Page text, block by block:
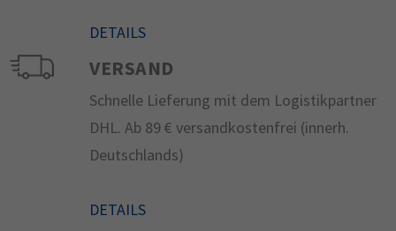
DETAILS
VERSAND
Schnelle Lieferung mit dem Logistikpartner
DHL. Ab 89 € versandkostenfrei (innerh.
Deutschlands)
DETAILS